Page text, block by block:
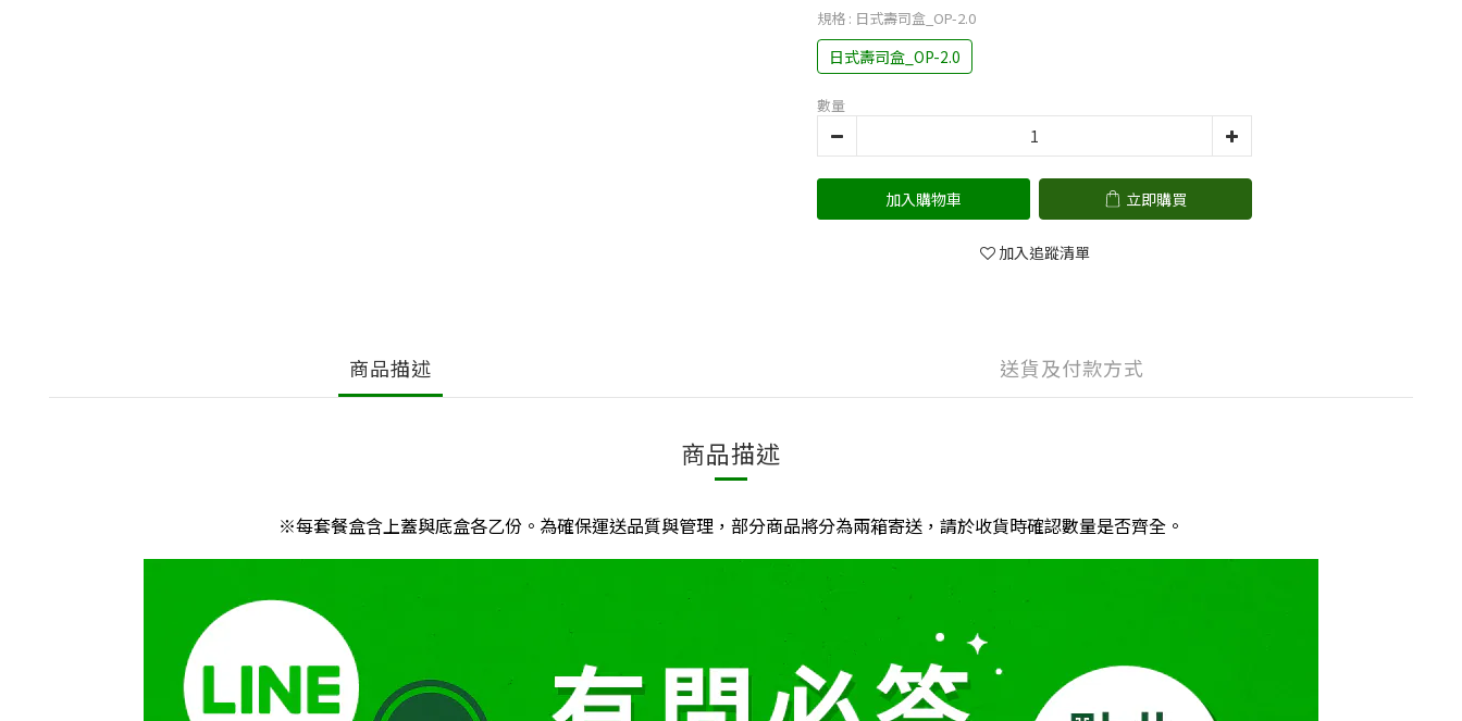
規格 : 日式壽司盒_OP-2.0
日式壽司盒_OP-2.0
數量
加入購物車 立即購買
加入追蹤清單
商品描述 送貨及付款方式
商品描述
※每套餐盒含上蓋與底盒各乙份。為確保運送品質與管理，部分商品將分為兩箱寄送，請於收貨時確認數量是否齊全。